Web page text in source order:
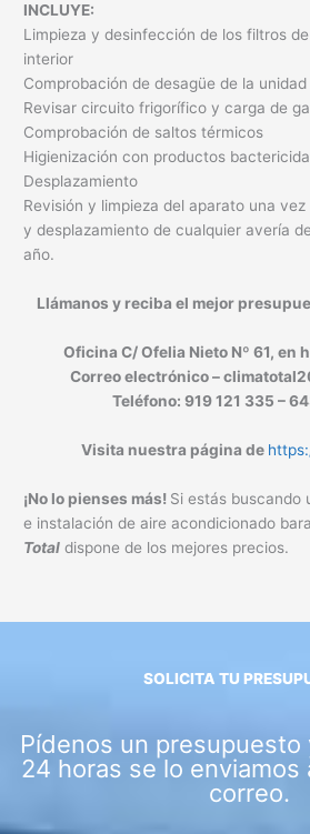
INCLUYE:
Limpieza y desinfección de los filtros
interior
Comprobación de desagüe de la
Revisar circuito frigorífico y carga de
Comprobación de saltos térmicos
Higienización con productos
Desplazamiento
Revisión y limpieza del aparato una
y desplazamiento de cualquier avería
año.
Llámanos y reciba el mejor
Oficina C/ Ofelia Nieto Nº 61, en
Correo electrónico –
Teléfono: 919 121 335 –
Visita nuestra página de
¡No lo pienses más! Si estás buscando
e instalación de aire acondicionado
Total dispone de los mejores precios.
SOLICITA TU
Pídenos un presupuesto
24 horas se lo enviamos
correo.